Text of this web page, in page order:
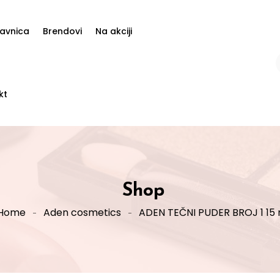
Brendovi Na akciji
Shop
Aden cosmetics ADEN TEČNI PUDER BROJ 1 15